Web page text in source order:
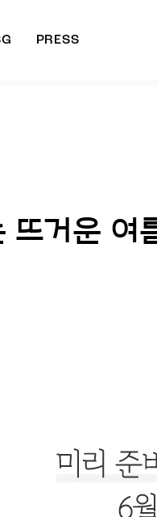
PRESS
뜨거운 여